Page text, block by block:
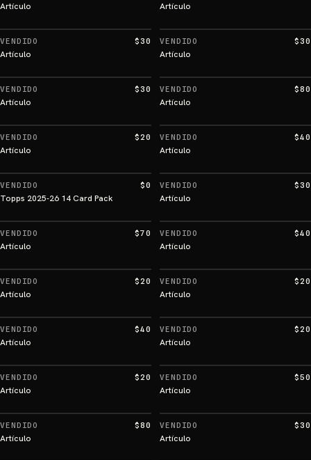
Artículo Artículo
VENDIDO $30
Artículo
VENDIDO $30
Artículo
VENDIDO $30
Artículo
VENDIDO $80
Artículo
VENDIDO $20
Artículo
VENDIDO $40
Artículo
VENDIDO $0
Topps 2025-26 14 Card Pack
VENDIDO $30
Artículo
VENDIDO $70
Artículo
VENDIDO $40
Artículo
VENDIDO $20
Artículo
VENDIDO $20
Artículo
VENDIDO $40
Artículo
VENDIDO $20
Artículo
VENDIDO $20
Artículo
VENDIDO $50
Artículo
VENDIDO $80
Artículo
VENDIDO $30
Artículo